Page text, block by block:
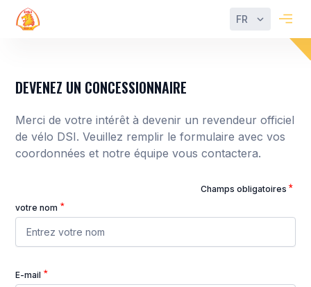
FR
DEVENEZ UN CONCESSIONNAIRE
Merci de votre intérêt à devenir un revendeur officiel
de vélo DSI. Veuillez remplir le formulaire avec vos
coordonnées et notre équipe vous contactera.
Champs obligatoires
votre nom
E-mail